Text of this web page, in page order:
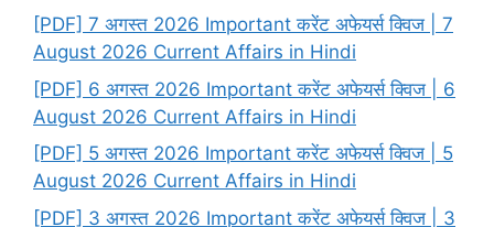
[PDF] 7 अगस्त 2026 Important करेंट अफेयर्स क्विज | 7
August 2026 Current Affairs in Hindi
[PDF] 6 अगस्त 2026 Important करेंट अफेयर्स क्विज | 6
August 2026 Current Affairs in Hindi
[PDF] 5 अगस्त 2026 Important करेंट अफेयर्स क्विज | 5
August 2026 Current Affairs in Hindi
[PDF] 3 अगस्त 2026 Important करेंट अफेयर्स क्विज | 3